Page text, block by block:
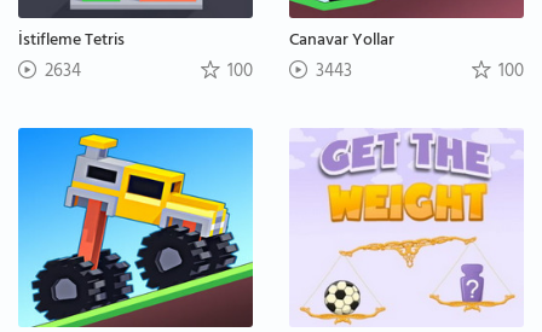
İstifleme Tetris
2634 100
Canavar Yollar
3443 100